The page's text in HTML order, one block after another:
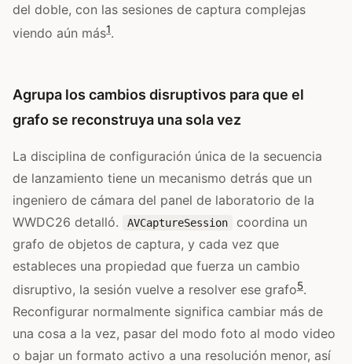
del doble, con las sesiones de captura complejas
viendo aún más1.
Agrupa los cambios disruptivos para que el
grafo se reconstruya una sola vez
La disciplina de configuración única de la secuencia
de lanzamiento tiene un mecanismo detrás que un
ingeniero de cámara del panel de laboratorio de la
WWDC26 detalló.
AVCaptureSession
coordina un
grafo de objetos de captura, y cada vez que
estableces una propiedad que fuerza un cambio
disruptivo, la sesión vuelve a resolver ese grafo5.
Reconfigurar normalmente significa cambiar más de
una cosa a la vez, pasar del modo foto al modo video
o bajar un formato activo a una resolución menor, así